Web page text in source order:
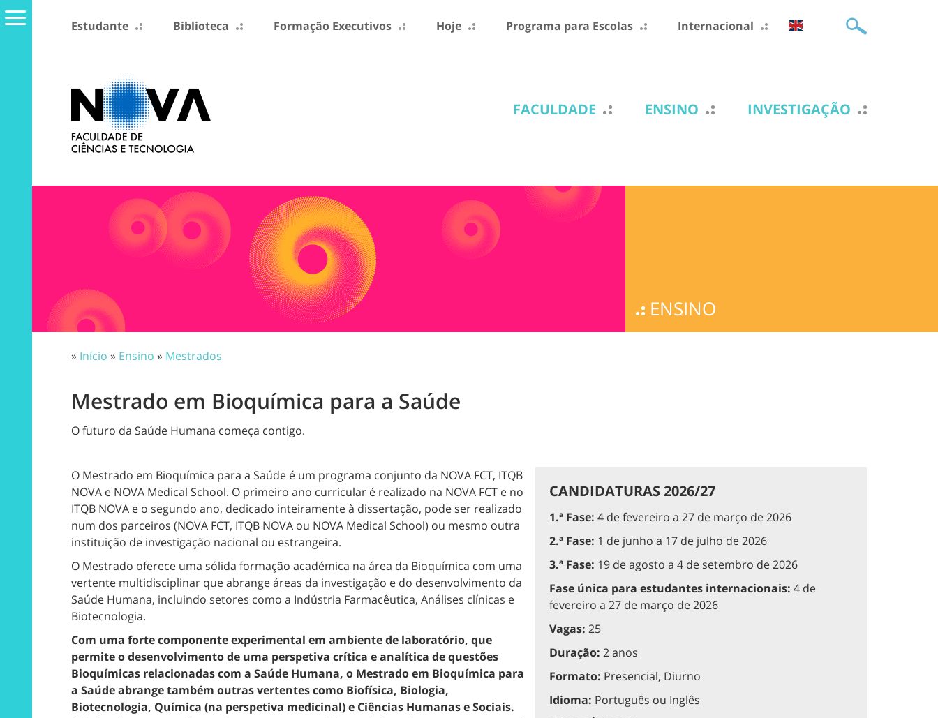
Estudante Biblioteca Formação Executivos Hoje Programa para Escolas Internacional
FACULDADE ENSINO INVESTIGAÇÃO
ENSINO
» Início » Ensino » Mestrados
Mestrado em Bioquímica para a Saúde
O futuro da Saúde Humana começa contigo.
O Mestrado em Bioquímica para a Saúde é um programa conjunto da NOVA FCT, ITQB
NOVA e NOVA Medical School. O primeiro ano curricular é realizado na NOVA FCT e no
ITQB NOVA e o segundo ano, dedicado inteiramente à dissertação, pode ser realizado
num dos parceiros (NOVA FCT, ITQB NOVA ou NOVA Medical School) ou mesmo outra
instituição de investigação nacional ou estrangeira.
O Mestrado oferece uma sólida formação académica na área da Bioquímica com uma
vertente multidisciplinar que abrange áreas da investigação e do desenvolvimento da
Saúde Humana, incluindo setores como a Indústria Farmacêutica, Análises clínicas e
Biotecnologia.
Com uma forte componente experimental em ambiente de laboratório, que
permite o desenvolvimento de uma perspetiva crítica e analítica de questões
Bioquímicas relacionadas com a Saúde Humana, o Mestrado em Bioquímica para
a Saúdeabrange também outras vertentes como Biofísica, Biologia,
Biotecnologia, Química (na perspetiva medicinal) e Ciências Humanas e Sociais.
CANDIDATURAS 2026/27
1.ª Fase: 4 de fevereiro a 27 de março de 2026
2.ª Fase: 1 de junho a 17 de julho de 2026
3.ª Fase: 19 de agosto a 4 de setembro de 2026
Fase única para estudantes internacionais: 4 de
fevereiro a 27 de março de 2026
Vagas: 25
Duração: 2 anos
Formato: Presencial, Diurno
Idioma: Português ou Inglês